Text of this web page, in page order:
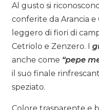
Al gusto si
conferite da Arancia
leggero di fiori di
Cetriolo e Zenzero. I
anche come “pepe
il suo finale
speziato.
Colore trasparente e